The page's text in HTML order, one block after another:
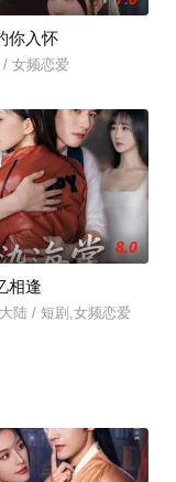
你入怀
女频恋爱
8.0
相逢
陆 / 短剧,女频恋爱